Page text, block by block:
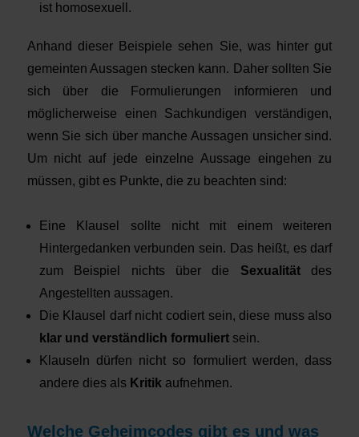
ist homosexuell.
Anhand dieser Beispiele sehen Sie, was hinter gut
gemeinten Aussagen stecken kann. Daher sollten Sie
sich über die Formulierungen informieren und
möglicherweise einen Sachkundigen verständigen,
wenn Sie sich über manche Aussagen unsicher sind.
Um nicht auf jede einzelne Aussage eingehen zu
müssen, gibt es Punkte, die zu beachten sind:
Eine Klausel sollte nicht mit einem weiteren
Hintergedanken verbunden sein. Das heißt, es darf
zum Beispiel nichts über die Sexualitätdes
Angestellten aussagen.
Die Klausel darf nicht codiert sein, diese muss also
klar und verständlich formuliertsein.
Klauseln dürfen nicht so formuliert werden, dass
andere dies als Kritik aufnehmen.
Welche Geheimcodes gibt es und was